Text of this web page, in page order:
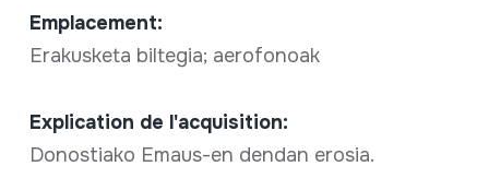
Emplacement:
Erakusketa biltegia; aerofonoak
Explication de l'acquisition:
Donostiako Emaus-en dendan erosia.